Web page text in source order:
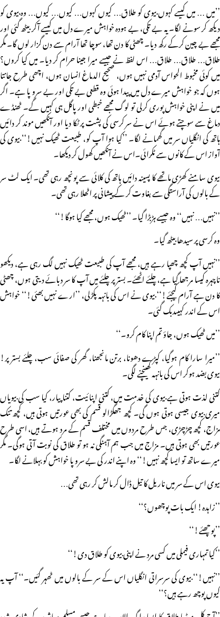
’’میں … میں کیسے کہوں بیوی کو طلاق… کیوں کہوں… کیوں… کیوں… وہ بیوی کو
دیکھ کر سونے لگا۔ یہ بے تکی، بے ہودہ خواہش میرے دل میں کیسے آکر بیٹھ گئی اور
مجھے بے چین کرکے رکھ دیا۔ چھٹی کا دن تھا، سوچا تھا آرام سے دن گزار لوں گا۔ مگر
طلاق… طلاق… طلاق… اس لفظ نے جیسے میرا جینا حرام کر دیا۔ میں کیا کروں؟
میں کوئی مخبوط الحواس آدمی نہیں ہوں، صحیح الدماغ انسان ہوں، اچھی طرح جانتا
ہوں کہ جو خواہش میرے دل میں پیدا ہوئی وہ قطعی بے تکی اور بے سرو پا ہے۔ اگر
میں نے اپنی خواہش پوری کرلی تو لوگ مجھے خبطی اور پاگل ہی کہیں گے۔ ٹھنڈے
دماغ سے سوچتے ہوئے اس نے سر کرسی کی پشت پر ٹکا دیا اور آنکھیں موند کر دائیں
ہاتھ کی انگلیاں سر میں گھمانے لگا۔ ’’کیا ہوا آپ کو، طبیعت ٹھیک نہیں!‘‘ بیوی کی
آواز اس کے کانوں سے ٹکرائی۔اس نے آنکھیں کھول کر دیکھا۔
بیوی سامنے کھڑی ماتھے کا پسینہ دائیں ہاتھ کی کلائی سے پونچھ رہی تھی۔ ایک لٹ سر
کے بالوں کی آراستگی سے بغاوت کر کے پیشانی پر اٹھلا رہی تھی۔
’’نہیں… نہیں‘‘ وہ جیسے ہڑبڑا گیا۔ ’’ٹھیک ہوں، مجھے کیا ہوگا!‘‘
وہ کرسی پر سیدھا بیٹھ گیا۔
’’نہیں آپ کچھ چھپا رہے ہیں، مجھے آپ کی طبیعت ٹھیک نہیں لگ رہی ہے، دیکھو
ناچہرہ کیسا مرجھا گیا ہے، چلئے اٹھئے۔ بستر پر چلئے میں آپ کا سر دبائے دیتی ہوں، چھٹی
کا دن ہے آرام کیجئے!‘‘ بیوی نے اس کی بانہہ پکڑلی، ’’ارے نہیں بھئی!‘‘ خواہش
اس کے اندر کہیںدبک گئی۔
’’میں ٹھیک ہوں، جاؤ تم اپنا کام کرو۔‘‘
’’میرا سارا کام ہوگیا، کپڑے دھونا، برتن مانجھنا، گھر کی صفائی سب، چلئے بستر پر!
بیوی بضد ہوکر اس کی بانہہ کھینچنے لگی۔
کتنی لذت ہوتی ہے بیوی کی خدمت میں، کتنی اپنائیت، کتنا پیار، کیا سب کی بیویاں
میری بیوی جیسی ہوتی ہوں گی۔ کچھ جھگڑالو قسم کی بھی عورتیں ہوتی ہیں، کچھ تنک
مزاج، کچھ چڑچڑی، جس طرح مردوں میں مختلف قسم کے مرد ہوتے ہیں، اسی طرح
عورتیں بھی ہوتی ہیں۔ مزاج میں جب ہم آہنگی نہ ہو تو طلاق کی نوبت آتی ہوگی۔ مگر
میرے ساتھ تو ایسا کچھ نہیں!‘‘ وہ اپنے اندر کی بے سرو پا خواہش کو بہلانے لگا۔
بیوی اس کے سر میں ناریل کا تیل ڈال کر مالش کر رہی تھی…
’’زاہدہ! ایک بات پوچھوں؟‘‘
’’پوچھئے!‘‘
’’کیا تمہاری فیملی میں کسی مرد نے اپنی بیوی کو طلاق دی!‘‘
’’نہیں!‘‘ بیوی کی سرسراتی انگلیاں اس کے سر کے بالوں میں ٹھہر گئیں۔‘‘ آپ یہ
کیوں پوچھ رہے ہیں؟‘‘